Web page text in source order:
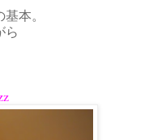
本。
ら